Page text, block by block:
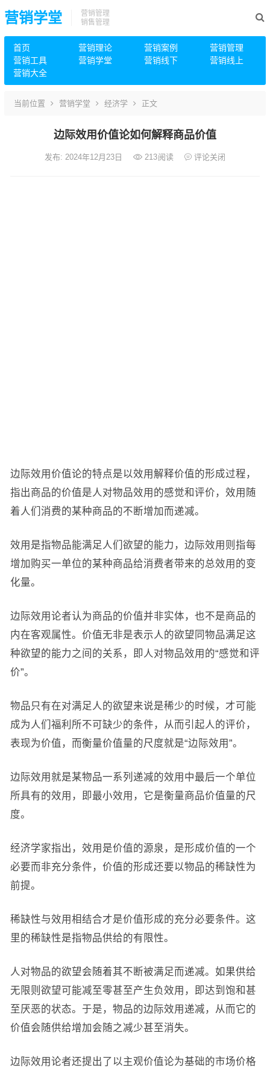
营销学堂
营销管理
销售管理
首页 营销理论 营销案例
营销管理
营销工具
营销学堂 营销线下
营销线上
营销大全
当前位置 营销学堂 经济学 正文
边际效用价值论如何解释商品价值
发布: 2024年12月23日 213阅读 评论关闭
边际效用价值论的特点是以效用解释价值的形成过程，
指出商品的价值是人对物品效用的感觉和评价，效用随
着人们消费的某种商品的不断增加而递减。
效用是指物品能满足人们欲望的能力，边际效用则指每
增加购买一单位的某种商品给消费者带来的总效用的变
化量。
边际效用论者认为商品的价值并非实体，也不是商品的
内在客观属性。价值无非是表示人的欲望同物品满足这
种欲望的能力之间的关系，即人对物品效用的“感觉和评
价”。
物品只有在对满足人的欲望来说是稀少的时候，才可能
成为人们福利所不可缺少的条件，从而引起人的评价，
表现为价值，而衡量价值量的尺度就是“边际效用”。
边际效用就是某物品一系列递减的效用中最后一个单位
所具有的效用，即最小效用，它是衡量商品价值量的尺
度。
经济学家指出，效用是价值的源泉，是形成价值的一个
必要而非充分条件，价值的形成还要以物品的稀缺性为
前提。
稀缺性与效用相结合才是价值形成的充分必要条件。这
里的稀缺性是指物品供给的有限性。
人对物品的欲望会随着其不断被满足而递减。如果供给
无限则欲望可能减至零甚至产生负效用，即达到饱和甚
至厌恶的状态。于是，物品的边际效用递减，从而它的
价值会随供给增加会随之减少甚至消失。
边际效用论者还提出了以主观价值论为基础的市场价格